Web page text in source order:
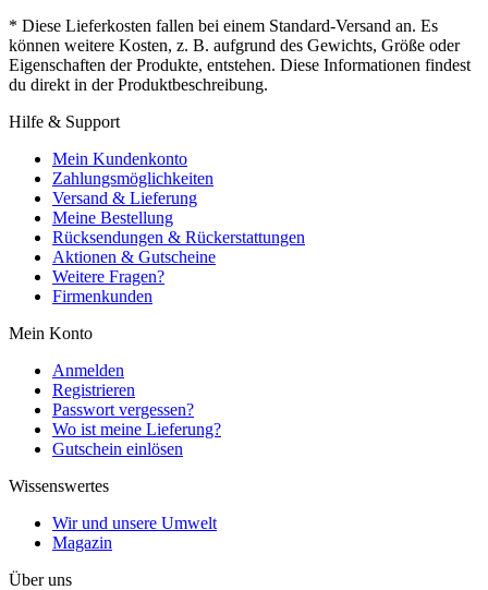
* Diese Lieferkosten fallen bei einem Standard-Versand an. Es
können weitere Kosten, z. B. aufgrund des Gewichts, Größe oder
Eigenschaften der Produkte, entstehen. Diese Informationen findest
du direkt in der Produktbeschreibung.
Hilfe & Support
Mein Kundenkonto
Zahlungsmöglichkeiten
Versand & Lieferung
Meine Bestellung
Rücksendungen & Rückerstattungen
Aktionen & Gutscheine
Weitere Fragen?
Firmenkunden
Mein Konto
Anmelden
Registrieren
Passwort vergessen?
Wo ist meine Lieferung?
Gutschein einlösen
Wissenswertes
Wir und unsere Umwelt
Magazin
Über uns